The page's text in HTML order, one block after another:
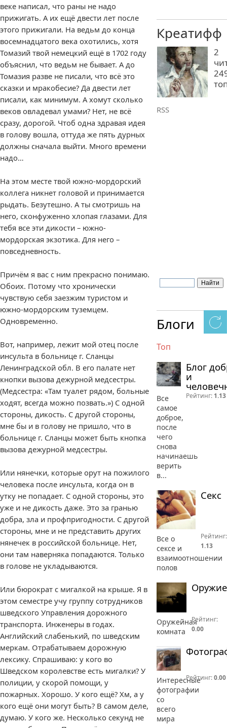
веке написал, что раны не надо
прижигать. А их ещё двести лет после
этого прижигали. На ведьм до конца
восемнадцатого века охотились, хотя
Томазий твой немецкий ещё в 1702 году
объяснил, что ведьм не бывает. А до
Томазия разве не писали, что всё это
сказки и мракобесие? Да двести лет
писали, как минимум. А хомут сколько
веков овладевал умами? Нет, не всё
сразу, дорогой. Чтоб одна здравая идея
в голову вошла, оттуда же пять дурных
должны сначала выйти. Много времени
надо…
На этом месте твой южно-мордорский
коллега никнет головой и принимается
рыдать. Безутешно. А ты смотришь на
него, сконфуженно хлопая глазами. Для
тебя все эти дикости – южно-
мордорская экзотика. Для него –
повседневность.
Причём я вас с ним прекрасно понимаю.
Обоих. Потому что хронически
чувствую себя заезжим туристом и
южно-мордорским туземцем.
Одновременно.
Вот, например, лежит мой отец после
инсульта в больнице г. Сланцы
Ленинградской обл. В его палате нет
кнопки вызова дежурной медсестры.
(Медсестра: «Там туалет рядом, больные
ходят, всегда можно позвать.») С одной
стороны, дикость. С другой стороны,
мне бы и в голову не пришло, что в
больнице г. Сланцы может быть кнопка
вызова дежурной медсестры.
Или нянечки, которые орут на пожилого
человека после инсульта, когда он в
утку не попадает. С одной стороны, это
уже и не дикость даже. Это за гранью
добра, зла и профпригодности. С другой
стороны, мне и не представить других
нянечек в российской больнице. Нет,
они там наверняка попадаются. Только
в голове не укладываются.
Или бюрократ с мигалкой на крыше. Я в
этом семестре учу группу сотрудников
шведского Управления дорожного
транспорта. Инженеры в годах.
Английский слабенький, по шведским
меркам. Отрабатываем дорожную
лексику. Спрашиваю: у кого во
Шведском королевстве есть мигалки? У
полиции, у скорой помощи, у
пожарных. Хорошо. У кого ещё? Хм, а у
кого ещё они могут быть? В самом деле,
думаю. У кого же. Несколько секунд не
Креатифф
2
RSS
Блоги
Топ
Блог
и
Все
самое
доброе,
после
чего
снова
начинаешь
верить
в...
Рейтинг: 1.13
Секс
Все о
сексе и
взаимоотношении
полов
Рейтинг:
1.13
Оружие
Оружейная
комната
Рейтинг:
0.00
Интересные
фотографии
со
всего
мира
Рейтинг:0.00